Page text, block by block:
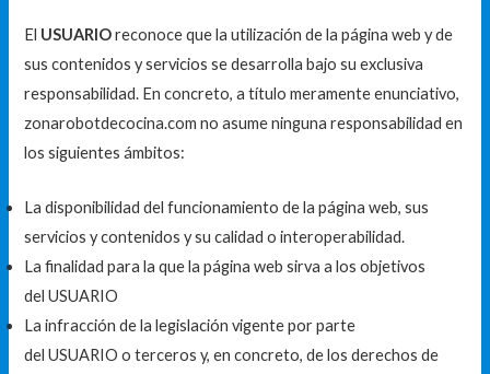
El USUARIOreconoce que la utilización de la página web y de
sus contenidos y servicios se desarrolla bajo su exclusiva
responsabilidad. En concreto, a título meramente enunciativo,
zonarobotdecocina.com no asume ninguna responsabilidad en
los siguientes ámbitos:
La disponibilidad del funcionamiento de la página web, sus
servicios y contenidos y su calidad o interoperabilidad.
La finalidad para la que la página web sirva a los objetivos
del USUARIO
La infracción de la legislación vigente por parte
del USUARIO o terceros y, en concreto, de los derechos de